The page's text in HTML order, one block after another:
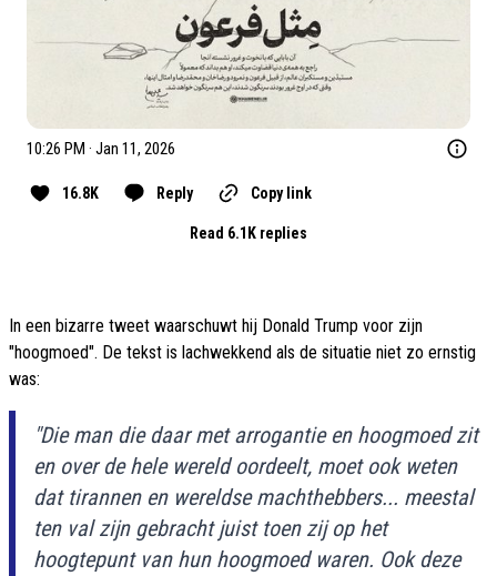
10:26 PM · Jan 11, 2026
16.8K Reply Copy link
Read 6.1K replies
In een bizarre tweet waarschuwt hij Donald Trump voor zijn
"hoogmoed". De tekst is lachwekkend als de situatie niet zo ernstig
was:
"Die man die daar met arrogantie en hoogmoed zit
en over de hele wereld oordeelt, moet ook weten
dat tirannen en wereldse machthebbers... meestal
ten val zijn gebracht juist toen zij op het
hoogtepunt van hun hoogmoed waren. Ook deze